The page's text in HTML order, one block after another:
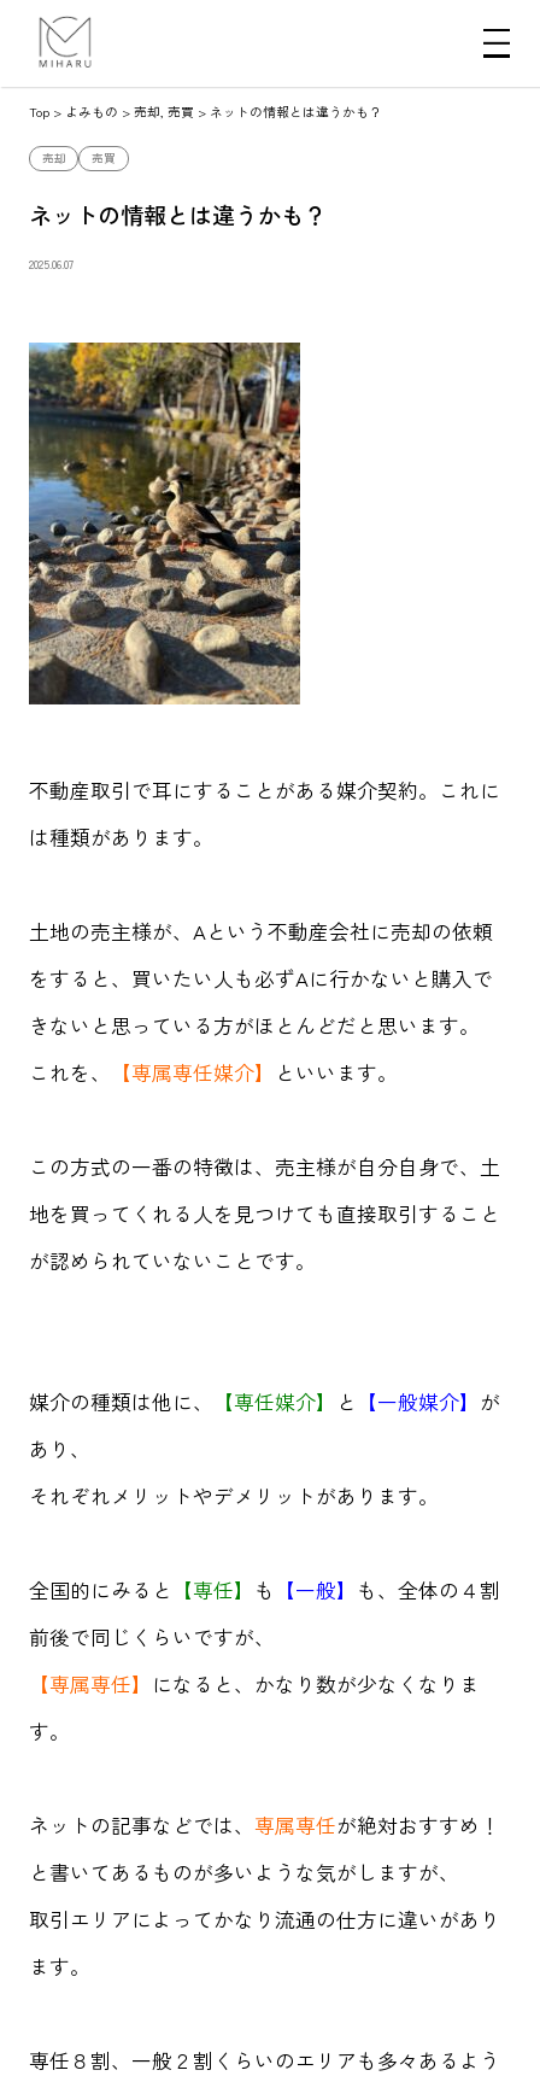
Top> よみもの > 売却, 売買 > ネットの情報とは違うかも？
売却 売買
ネットの情報とは違うかも？
2025.06.07
不動産取引で耳にすることがある媒介契約。これに
は種類があります。
土地の売主様が、Aという不動産会社に売却の依頼
をすると、買いたい人も必ずAに行かないと購入で
きないと思っている方がほとんどだと思います。
これを、
【専属専任媒介】 といいます。
この方式の一番の特徴は、売主様が自分自身で、土
地を買ってくれる人を見つけても直接取引すること
が認められていないことです。
媒介の種類は他に、 【専任媒介】 と 【一般媒介】 が
あり、
それぞれメリットやデメリットがあります。
全国的にみると 【専任】 も 【一般】 も、全体の４割
前後で同じくらいですが、
【専属専任】 になると、 かなり数が少なくなりま
す。
ネットの記事などでは、 専属専任が絶対おすすめ！
と書いてあるものが多いような気がしますが、
取引エリアによってかなり流通の仕方に違いがあり
ます。
専任８割、一般２割くらいのエリアも多々あるよう